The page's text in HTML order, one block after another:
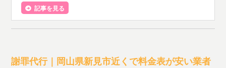
記事を見る
謝罪代行｜岡山県新見市近くで料金表が安い業者